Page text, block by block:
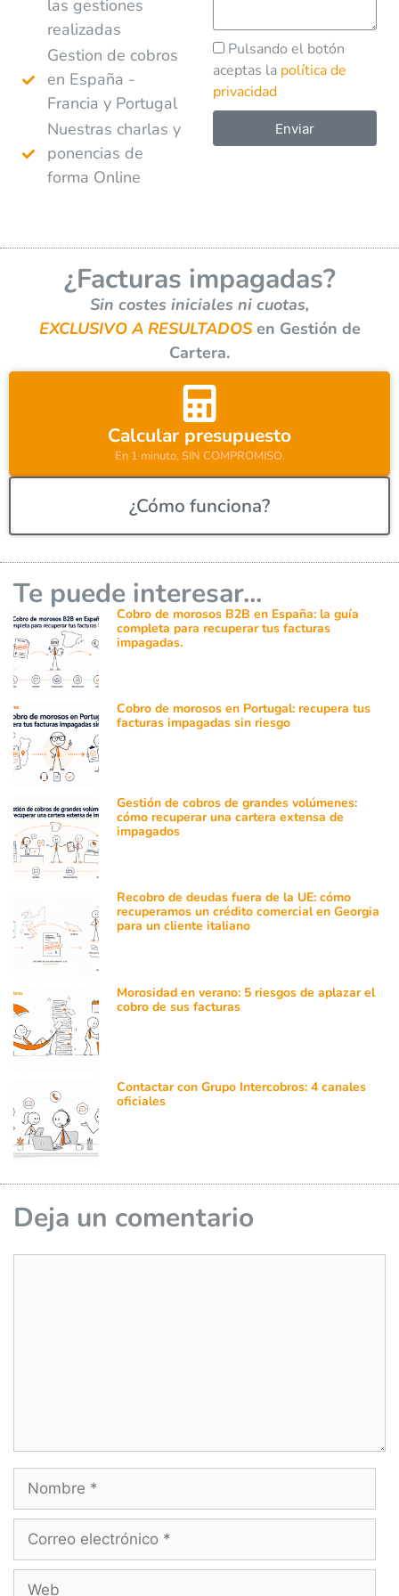
las gestiones
realizadas
Gestion de cobros
en España -
Francia y Portugal
Nuestras charlas y
ponencias de
forma Online
Pulsando el botón
aceptas la política de
privacidad
Enviar
r
n
a
t
i
v
:
¿Facturas impagadas?
Sin costes iniciales ni cuotas,
EXCLUSIVO A RESULTADOSen Gestión de
Cartera.
Calcular presupuesto
En 1 minuto, SIN COMPROMISO.
¿Cómo funciona?
Te puede interesar...
Cobro de morosos B2B en España: la guía
completa para recuperar tus facturas
impagadas.
Cobro de morosos en Portugal: recupera tus
facturas impagadas sin riesgo
Gestión de cobros de grandes volúmenes:
cómo recuperar una cartera extensa de
impagados
Recobro de deudas fuera de la UE: cómo
recuperamos un crédito comercial en Georgia
para un cliente italiano
Morosidad en verano: 5 riesgos de aplazar el
cobro de sus facturas
Contactar con Grupo Intercobros: 4 canales
oficiales
Deja un comentario